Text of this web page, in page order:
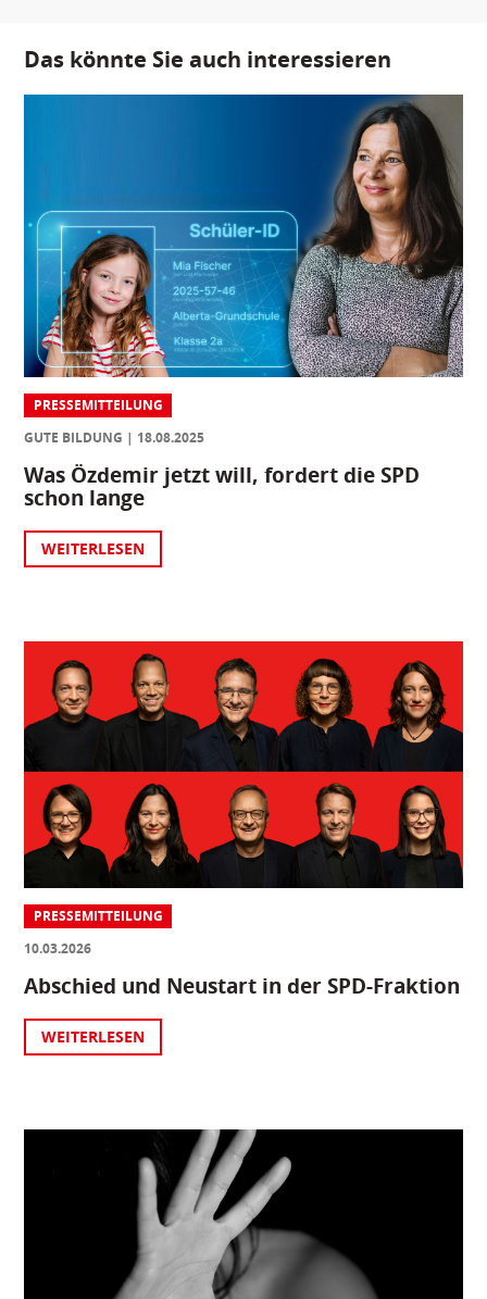
Das könnte Sie auch interessieren
PRESSEMITTEILUNG
GUTE BILDUNG
18.08.2025
Was Özdemir jetzt will, fordert die SPD
schon lange
WEITERLESEN
PRESSEMITTEILUNG
10.03.2026
Abschied und Neustart in der SPD-Fraktion
WEITERLESEN